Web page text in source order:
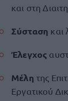
και στη
Σύσταση και
Έλεγχος
Μέλη της
Εργατικού